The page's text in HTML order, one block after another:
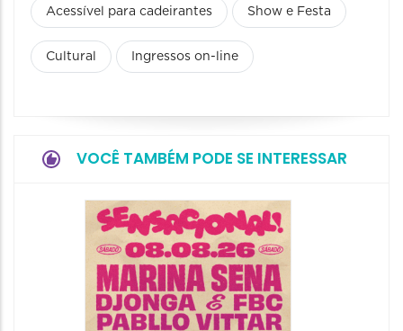
Acessível para cadeirantes Show e Festa
Cultural Ingressos on-line
VOCÊ TAMBÉM PODE SE INTERESSAR